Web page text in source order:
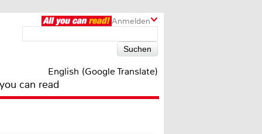
Anmelden
English (Google Translate)
can read